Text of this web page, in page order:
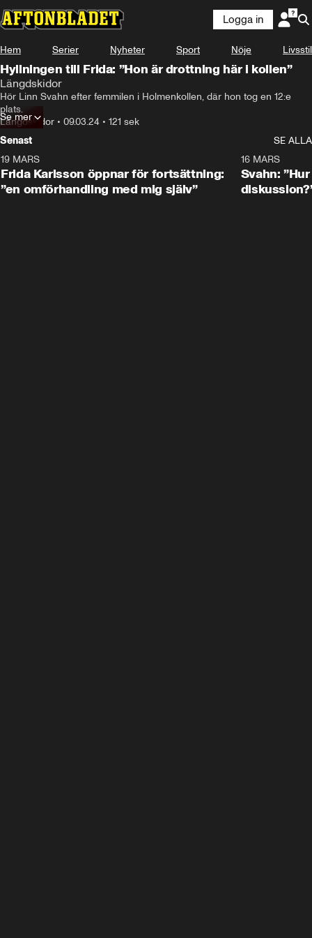
Logga in
Hem Serier Nyheter Sport Nöje Livsstil
Hyllningen till Frida: ”Hon är drottning här i kollen”
Längdskidor
Hör Linn Svahn efter femmilen i Holmenkollen, där hon tog en 12:e
plats.
Längdskidor • 09.03.24 • 121 sek
Se mer
Senast
SE ALLA
19 MARS
Frida Karlsson öppnar för fortsättning:
”en omförhandling med mig själv”
16 MARS
Svahn: